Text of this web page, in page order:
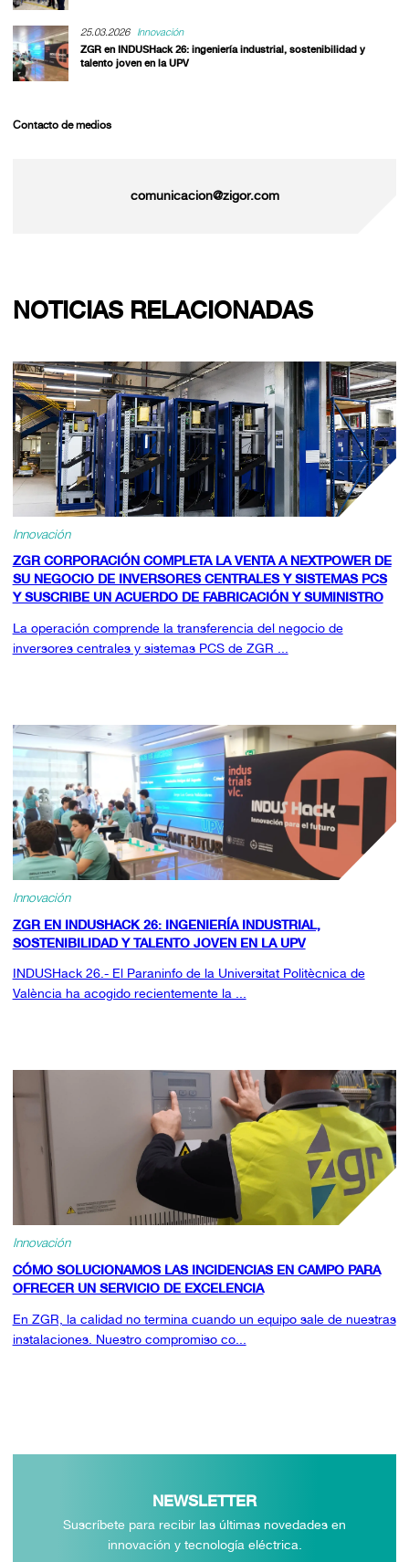
25.03.2026
Innovación
ZGR en INDUSHack 26: ingeniería industrial, sostenibilidad y
talento joven en la UPV
Contacto de medios
comunicacion@zigor.com
NOTICIAS RELACIONADAS
Innovación
ZGR CORPORACIÓN COMPLETA LA VENTA A NEXTPOWER DE
SU NEGOCIO DE INVERSORES CENTRALES Y SISTEMAS PCS
Y SUSCRIBE UN ACUERDO DE FABRICACIÓN Y SUMINISTRO
La operación comprende la transferencia del negocio de
inversores centrales y sistemas PCS de ZGR ...
Innovación
ZGR EN INDUSHACK 26: INGENIERÍA INDUSTRIAL,
SOSTENIBILIDAD Y TALENTO JOVEN EN LA UPV
INDUSHack 26.- El Paraninfo de la Universitat Politècnica de
València ha acogido recientemente la ...
Innovación
CÓMO SOLUCIONAMOS LAS INCIDENCIAS EN CAMPO PARA
OFRECER UN SERVICIO DE EXCELENCIA
En ZGR, la calidad no termina cuando un equipo sale de nuestras
instalaciones. Nuestro compromiso co...
NEWSLETTER
Suscríbete para recibir las últimas novedades en
innovación y tecnología eléctrica.